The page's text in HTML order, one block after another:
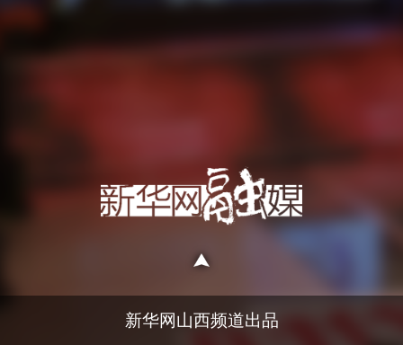
新华网山西频道出品
据悉，“时代新人说”演讲大赛由太原市委宣
身边人精彩故事的浓厚氛围。